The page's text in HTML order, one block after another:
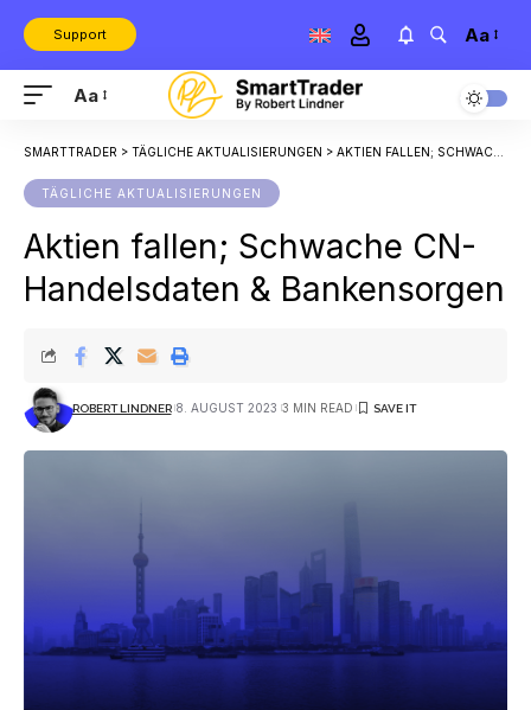
Support Aa
Aa
SMARTTRADER > TÄGLICHE AKTUALISIERUNGEN > AKTIEN FALLEN; SCHWACHE CN-HANDELSDATEN & BANKENSORGEN
TÄGLICHE AKTUALISIERUNGEN
Aktien fallen; Schwache CN-
Handelsdaten & Bankensorgen
ROBERT LINDNER 8. AUGUST 2023 3 MIN READ